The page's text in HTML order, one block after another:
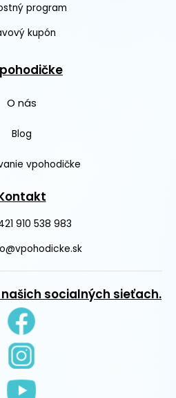
program
kupón
O nás
Blog
vpohodičke
910 538 983
socialných sieťach.